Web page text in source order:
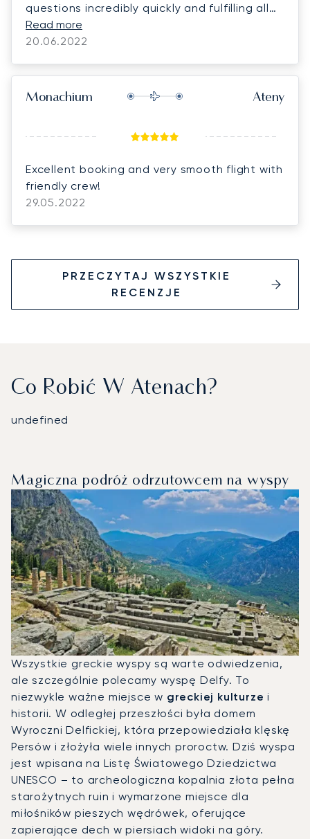
questions incredibly quickly and fulfilling all
his requests.
Read more
20.06.2022
Monachium Ateny
Excellent booking and very smooth flight with
friendly crew!
29.05.2022
PRZECZYTAJ WSZYSTKIE
RECENZJE
Co Robić W Atenach?
undefined
Magiczna podróż odrzutowcem na wyspy
Wszystkie greckie wyspy są warte odwiedzenia,
ale szczególnie polecamy wyspę Delfy. To
niezwykle ważne miejsce w greckiej kulturze i
historii. W odległej przeszłości była domem
Wyroczni Delfickiej, która przepowiedziała klęskę
Persów i złożyła wiele innych proroctw. Dziś wyspa
jest wpisana na Listę Światowego Dziedzictwa
UNESCO – to archeologiczna kopalnia złota pełna
starożytnych ruin i wymarzone miejsce dla
miłośników pieszych wędrówek, oferujące
zapierające dech w piersiach widoki na góry.